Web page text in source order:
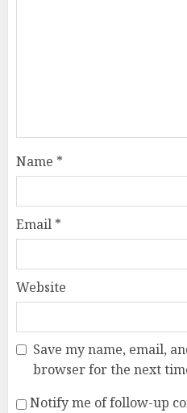
Name *
Email *
Website
Save my name, email,
browser for the next
Notify me of follow-up